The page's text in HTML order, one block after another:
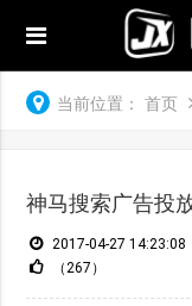
当前位置： 首页
神马搜索广告投
2017-04-27 14:23:08
（267）